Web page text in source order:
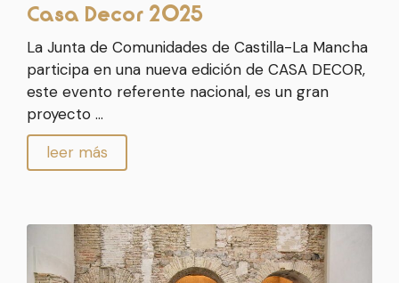
Casa Decor 2025
La Junta de Comunidades de Castilla-La Mancha
participa en una nueva edición de CASA DECOR,
este evento referente nacional, es un gran
proyecto …
leer más